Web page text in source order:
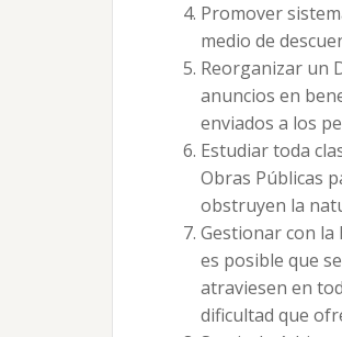
Promover
medio de
Reorganizar un
anuncios en
enviados a los
Estudiar toda
Obras Públicas
obstruyen la
Gestionar con la
es posible que
atraviesen en
dificultad que